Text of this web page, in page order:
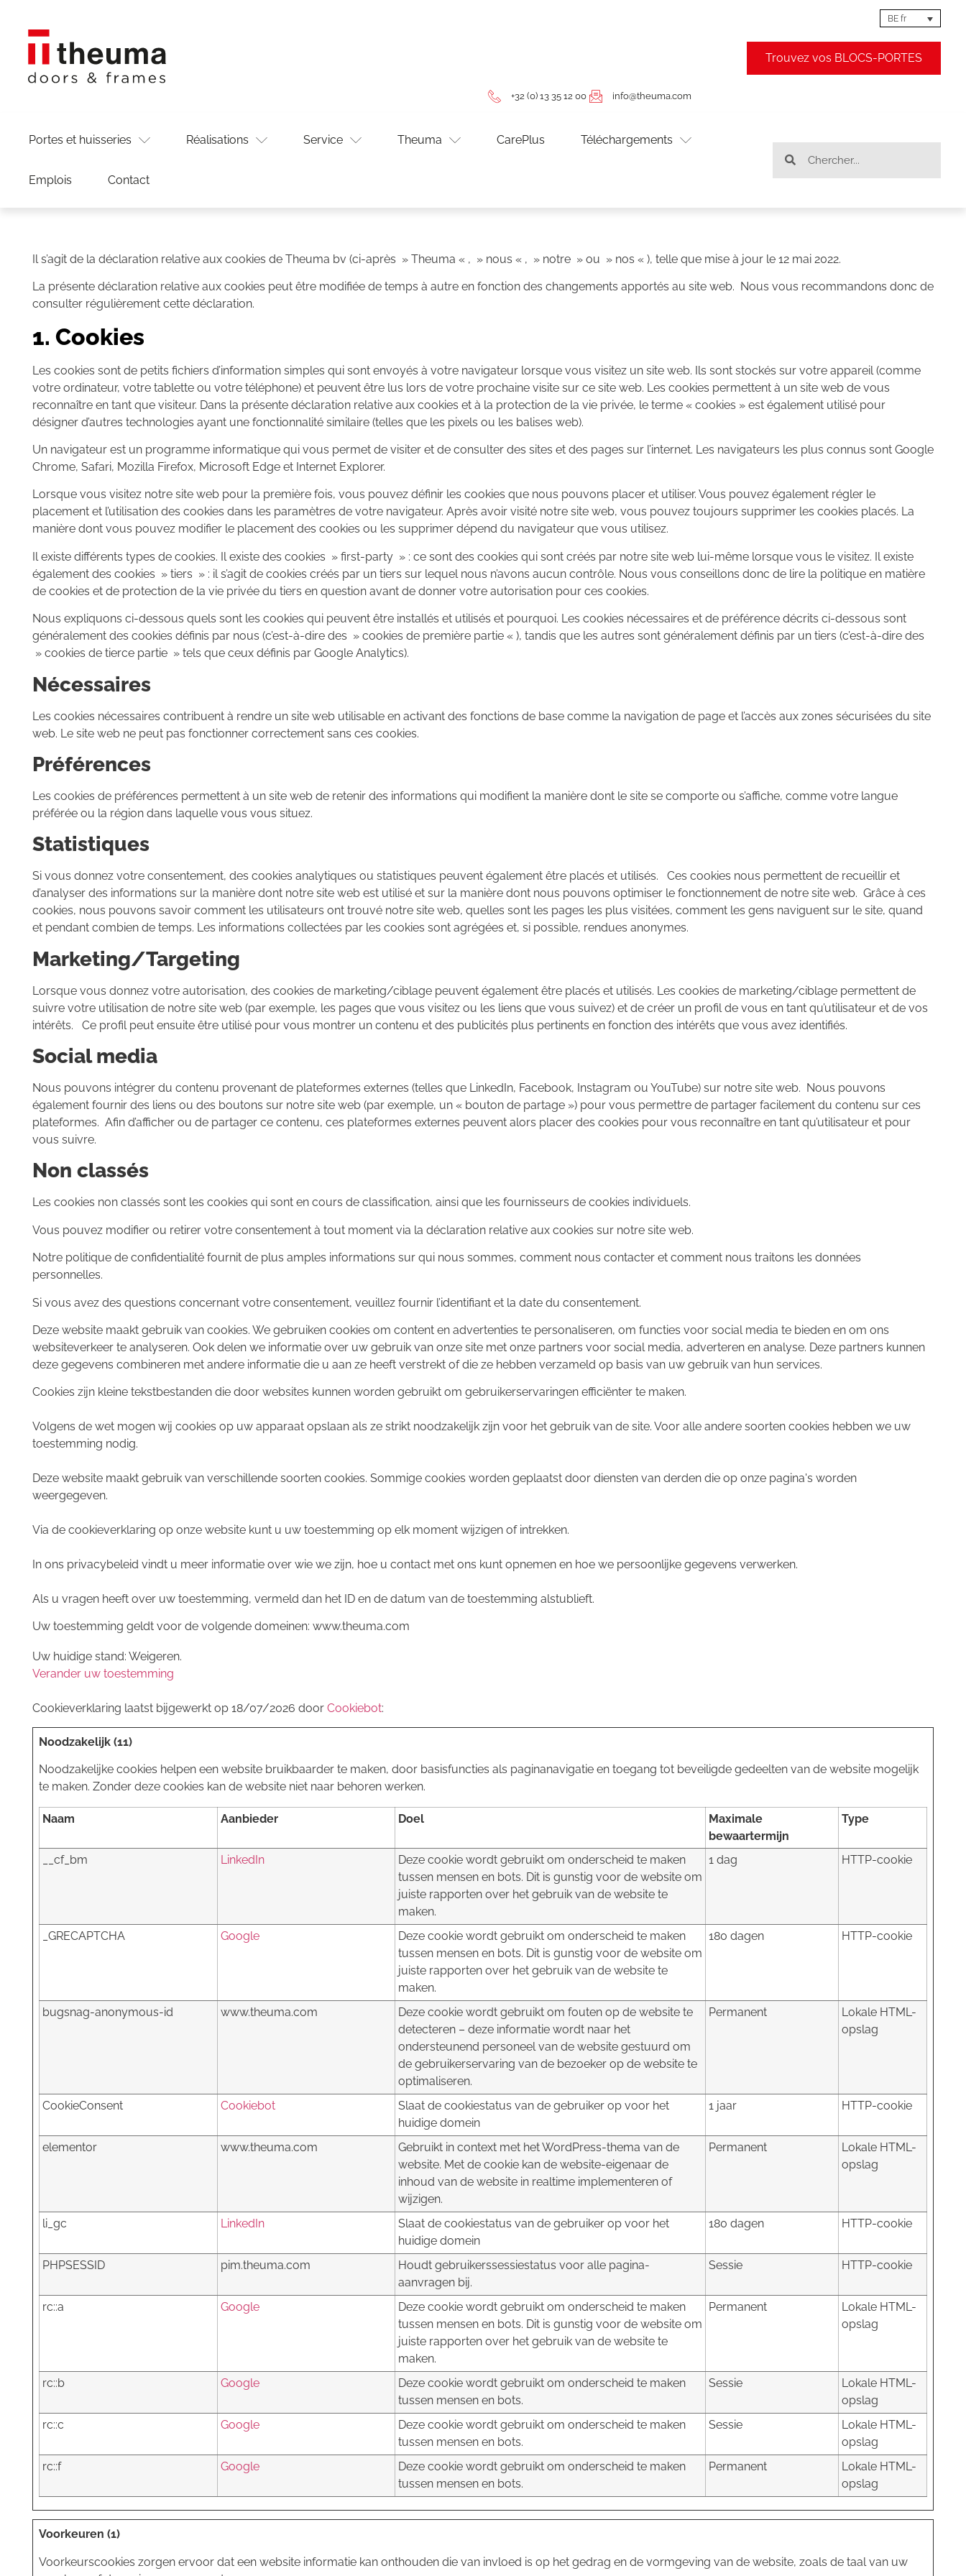
BE fr
Trouvez vos BLOCS-PORTES
+32 (0) 13 35 12 00 info@theuma.com
Portes et huisseries Réalisations Service Theuma CarePlus Téléchargements
Emplois Contact
Il s’agit de la déclaration relative aux cookies de Theuma bv (ci-après » Theuma « , » nous « , » notre » ou » nos « ), telle que mise à jour le 12 mai 2022.
La présente déclaration relative aux cookies peut être modifiée de temps à autre en fonction des changements apportés au site web. Nous vous recommandons donc de
consulter régulièrement cette déclaration.
1. Cookies
Les cookies sont de petits fichiers d’information simples qui sont envoyés à votre navigateur lorsque vous visitez un site web. Ils sont stockés sur votre appareil (comme
votre ordinateur, votre tablette ou votre téléphone) et peuvent être lus lors de votre prochaine visite sur ce site web. Les cookies permettent à un site web de vous
reconnaître en tant que visiteur. Dans la présente déclaration relative aux cookies et à la protection de la vie privée, le terme « cookies » est également utilisé pour
désigner d’autres technologies ayant une fonctionnalité similaire (telles que les pixels ou les balises web).
Un navigateur est un programme informatique qui vous permet de visiter et de consulter des sites et des pages sur l’internet. Les navigateurs les plus connus sont Google
Chrome, Safari, Mozilla Firefox, Microsoft Edge et Internet Explorer.
Lorsque vous visitez notre site web pour la première fois, vous pouvez définir les cookies que nous pouvons placer et utiliser. Vous pouvez également régler le
placement et l’utilisation des cookies dans les paramètres de votre navigateur. Après avoir visité notre site web, vous pouvez toujours supprimer les cookies placés. La
manière dont vous pouvez modifier le placement des cookies ou les supprimer dépend du navigateur que vous utilisez.
Il existe différents types de cookies. Il existe des cookies » first-party » : ce sont des cookies qui sont créés par notre site web lui-même lorsque vous le visitez. Il existe
également des cookies » tiers » : il s’agit de cookies créés par un tiers sur lequel nous n’avons aucun contrôle. Nous vous conseillons donc de lire la politique en matière
de cookies et de protection de la vie privée du tiers en question avant de donner votre autorisation pour ces cookies.
Nous expliquons ci-dessous quels sont les cookies qui peuvent être installés et utilisés et pourquoi. Les cookies nécessaires et de préférence décrits ci-dessous sont
généralement des cookies définis par nous (c’est-à-dire des » cookies de première partie « ), tandis que les autres sont généralement définis par un tiers (c’est-à-dire des
» cookies de tierce partie » tels que ceux définis par Google Analytics).
Nécessaires
Les cookies nécessaires contribuent à rendre un site web utilisable en activant des fonctions de base comme la navigation de page et l’accès aux zones sécurisées du site
web. Le site web ne peut pas fonctionner correctement sans ces cookies.
Préférences
Les cookies de préférences permettent à un site web de retenir des informations qui modifient la manière dont le site se comporte ou s’affiche, comme votre langue
préférée ou la région dans laquelle vous vous situez.
Statistiques
Si vous donnez votre consentement, des cookies analytiques ou statistiques peuvent également être placés et utilisés. Ces cookies nous permettent de recueillir et
d’analyser des informations sur la manière dont notre site web est utilisé et sur la manière dont nous pouvons optimiser le fonctionnement de notre site web. Grâce à ces
cookies, nous pouvons savoir comment les utilisateurs ont trouvé notre site web, quelles sont les pages les plus visitées, comment les gens naviguent sur le site, quand
et pendant combien de temps. Les informations collectées par les cookies sont agrégées et, si possible, rendues anonymes.
Marketing/Targeting
Lorsque vous donnez votre autorisation, des cookies de marketing/ciblage peuvent également être placés et utilisés. Les cookies de marketing/ciblage permettent de
suivre votre utilisation de notre site web (par exemple, les pages que vous visitez ou les liens que vous suivez) et de créer un profil de vous en tant qu’utilisateur et de vos
intérêts. Ce profil peut ensuite être utilisé pour vous montrer un contenu et des publicités plus pertinents en fonction des intérêts que vous avez identifiés.
Social media
Nous pouvons intégrer du contenu provenant de plateformes externes (telles que LinkedIn, Facebook, Instagram ou YouTube) sur notre site web. Nous pouvons
également fournir des liens ou des boutons sur notre site web (par exemple, un « bouton de partage ») pour vous permettre de partager facilement du contenu sur ces
plateformes. Afin d’afficher ou de partager ce contenu, ces plateformes externes peuvent alors placer des cookies pour vous reconnaître en tant qu’utilisateur et pour
vous suivre.
Non classés
Les cookies non classés sont les cookies qui sont en cours de classification, ainsi que les fournisseurs de cookies individuels.
Vous pouvez modifier ou retirer votre consentement à tout moment via la déclaration relative aux cookies sur notre site web.
Notre politique de confidentialité fournit de plus amples informations sur qui nous sommes, comment nous contacter et comment nous traitons les données
personnelles.
Si vous avez des questions concernant votre consentement, veuillez fournir l’identifiant et la date du consentement.
Deze website maakt gebruik van cookies. We gebruiken cookies om content en advertenties te personaliseren, om functies voor social media te bieden en om ons
websiteverkeer te analyseren. Ook delen we informatie over uw gebruik van onze site met onze partners voor social media, adverteren en analyse. Deze partners kunnen
deze gegevens combineren met andere informatie die u aan ze heeft verstrekt of die ze hebben verzameld op basis van uw gebruik van hun services.
Cookies zijn kleine tekstbestanden die door websites kunnen worden gebruikt om gebruikerservaringen efficiënter te maken.
Volgens de wet mogen wij cookies op uw apparaat opslaan als ze strikt noodzakelijk zijn voor het gebruik van de site. Voor alle andere soorten cookies hebben we uw
toestemming nodig.
Deze website maakt gebruik van verschillende soorten cookies. Sommige cookies worden geplaatst door diensten van derden die op onze pagina's worden
weergegeven.
Via de cookieverklaring op onze website kunt u uw toestemming op elk moment wijzigen of intrekken.
In ons privacybeleid vindt u meer informatie over wie we zijn, hoe u contact met ons kunt opnemen en hoe we persoonlijke gegevens verwerken.
Als u vragen heeft over uw toestemming, vermeld dan het ID en de datum van de toestemming alstublieft.
Uw toestemming geldt voor de volgende domeinen: www.theuma.com
Uw huidige stand: Weigeren.
Verander uw toestemming
Cookieverklaring laatst bijgewerkt op 18/07/2026 door Cookiebot:
Noodzakelijk (11)
Noodzakelijke cookies helpen een website bruikbaarder te maken, door basisfuncties als paginanavigatie en toegang tot beveiligde gedeelten van de website mogelijk
te maken. Zonder deze cookies kan de website niet naar behoren werken.
Naam Aanbieder Doel
Maximale
bewaartermijn
Type
__cf_bm LinkedIn
Deze cookie wordt gebruikt om onderscheid te maken
tussen mensen en bots. Dit is gunstig voor de website om
juiste rapporten over het gebruik van de website te
maken.
1 dag HTTP-cookie
_GRECAPTCHA Google
Deze cookie wordt gebruikt om onderscheid te maken
tussen mensen en bots. Dit is gunstig voor de website om
juiste rapporten over het gebruik van de website te
maken.
180 dagen HTTP-cookie
bugsnag-anonymous-id www.theuma.com
Deze cookie wordt gebruikt om fouten op de website te
detecteren – deze informatie wordt naar het
ondersteunend personeel van de website gestuurd om
de gebruikerservaring van de bezoeker op de website te
optimaliseren.
Permanent
Lokale HTML-
opslag
CookieConsent Cookiebot
Slaat de cookiestatus van de gebruiker op voor het
huidige domein
1 jaar HTTP-cookie
elementor www.theuma.com
Gebruikt in context met het WordPress-thema van de
website. Met de cookie kan de website-eigenaar de
inhoud van de website in realtime implementeren of
wijzigen.
Permanent
Lokale HTML-
opslag
li_gc LinkedIn
Slaat de cookiestatus van de gebruiker op voor het
huidige domein
180 dagen HTTP-cookie
PHPSESSID pim.theuma.com
Houdt gebruikerssessiestatus voor alle pagina-
aanvragen bij.
Sessie HTTP-cookie
rc::a Google
Deze cookie wordt gebruikt om onderscheid te maken
tussen mensen en bots. Dit is gunstig voor de website om
juiste rapporten over het gebruik van de website te
maken.
Permanent
Lokale HTML-
opslag
rc::b Google
Deze cookie wordt gebruikt om onderscheid te maken
tussen mensen en bots.
Sessie
Lokale HTML-
opslag
rc::c
Google
Deze cookie wordt gebruikt om onderscheid te maken
tussen mensen en bots.
Sessie
Lokale HTML-
opslag
rc::f
Google
Deze cookie wordt gebruikt om onderscheid te maken
tussen mensen en bots.
Permanent
Lokale HTML-
opslag
Voorkeuren (1)
Voorkeurscookies zorgen ervoor dat een website informatie kan onthouden die van invloed is op het gedrag en de vormgeving van de website, zoals de taal van uw